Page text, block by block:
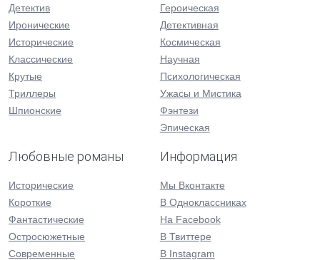
Детектив
Иронические
Исторические
Классические
Крутые
Триллеры
Шпионские
Героическая
Детективная
Космическая
Научная
Психологическая
Ужасы и Мистика
Фэнтези
Эпическая
Любовные романы
Исторические
Короткие
Фантастические
Остросюжетные
Современные
Информация
Мы Вконтакте
В Одноклассниках
На Facebook
В Твиттере
В Instagram